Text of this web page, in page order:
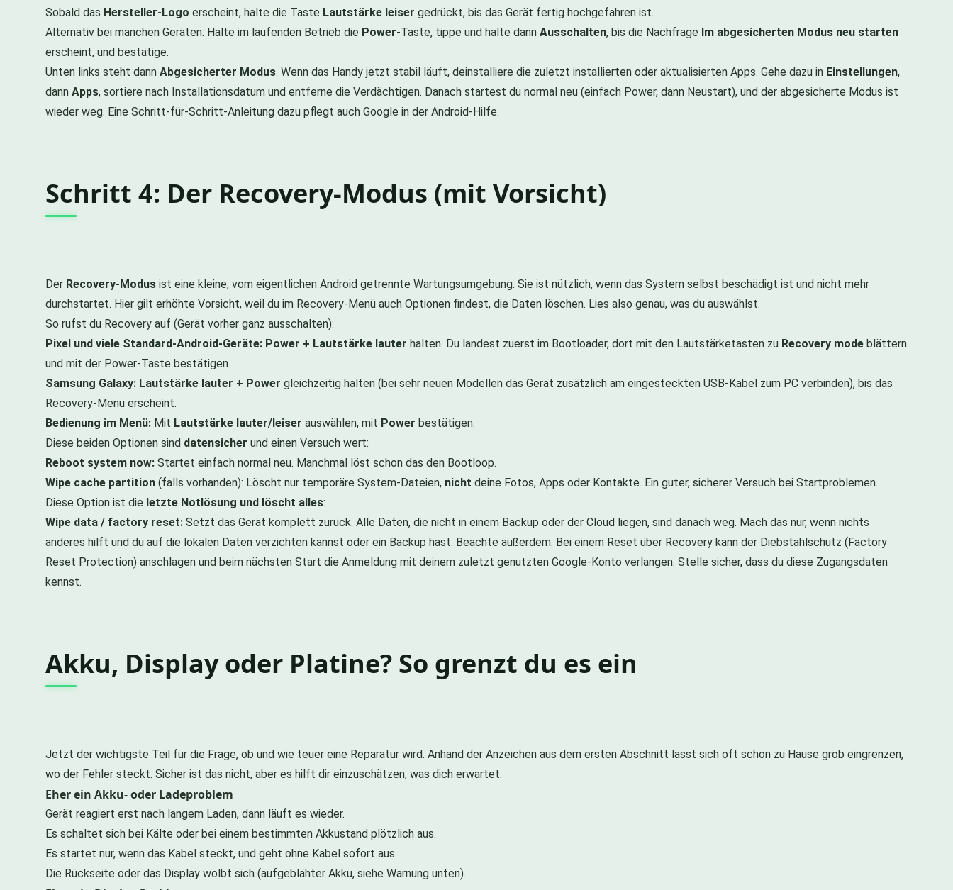
Sobald das Hersteller-Logo erscheint, halte die Taste Lautstärke leiser gedrückt, bis das Gerät fertig hochgefahren ist.
Alternativ bei manchen Geräten: Halte im laufenden Betrieb die Power-Taste, tippe und halte dann Ausschalten, bis die Nachfrage Im abgesicherten Modus neu starten
erscheint, und bestätige.
Unten links steht dann Abgesicherter Modus. Wenn das Handy jetzt stabil läuft, deinstalliere die zuletzt installierten oder aktualisierten Apps. Gehe dazu in Einstellungen,
dann Apps, sortiere nach Installationsdatum und entferne die Verdächtigen. Danach startest du normal neu (einfach Power, dann Neustart), und der abgesicherte Modus ist
wieder weg. Eine Schritt-für-Schritt-Anleitung dazu pflegt auch Google in der Android-Hilfe.
Schritt 4: Der Recovery-Modus (mit Vorsicht)
Der Recovery-Modus ist eine kleine, vom eigentlichen Android getrennte Wartungsumgebung. Sie ist nützlich, wenn das System selbst beschädigt ist und nicht mehr
durchstartet. Hier gilt erhöhte Vorsicht, weil du im Recovery-Menü auch Optionen findest, die Daten löschen. Lies also genau, was du auswählst.
So rufst du Recovery auf (Gerät vorher ganz ausschalten):
Pixel und viele Standard-Android-Geräte: Power + Lautstärke lauter halten. Du landest zuerst im Bootloader, dort mit den Lautstärketasten zu Recovery mode blättern
und mit der Power-Taste bestätigen.
Samsung Galaxy: Lautstärke lauter + Power gleichzeitig halten (bei sehr neuen Modellen das Gerät zusätzlich am eingesteckten USB-Kabel zum PC verbinden), bis das
Recovery-Menü erscheint.
Bedienung im Menü: Mit Lautstärke lauter/leiser auswählen, mit Power bestätigen.
Diese beiden Optionen sind datensicher und einen Versuch wert:
Reboot system now: Startet einfach normal neu. Manchmal löst schon das den Bootloop.
Wipe cache partition (falls vorhanden): Löscht nur temporäre System-Dateien, nicht deine Fotos, Apps oder Kontakte. Ein guter, sicherer Versuch bei Startproblemen.
Diese Option ist die letzte Notlösung und löscht alles:
Wipe data / factory reset: Setzt das Gerät komplett zurück. Alle Daten, die nicht in einem Backup oder der Cloud liegen, sind danach weg. Mach das nur, wenn nichts
anderes hilft und du auf die lokalen Daten verzichten kannst oder ein Backup hast. Beachte außerdem: Bei einem Reset über Recovery kann der Diebstahlschutz (Factory
Reset Protection) anschlagen und beim nächsten Start die Anmeldung mit deinem zuletzt genutzten Google-Konto verlangen. Stelle sicher, dass du diese Zugangsdaten
kennst.
Akku, Display oder Platine? So grenzt du es ein
Jetzt der wichtigste Teil für die Frage, ob und wie teuer eine Reparatur wird. Anhand der Anzeichen aus dem ersten Abschnitt lässt sich oft schon zu Hause grob eingrenzen,
wo der Fehler steckt. Sicher ist das nicht, aber es hilft dir einzuschätzen, was dich erwartet.
Eher ein Akku- oder Ladeproblem
Gerät reagiert erst nach langem Laden, dann läuft es wieder.
Es schaltet sich bei Kälte oder bei einem bestimmten Akkustand plötzlich aus.
Es startet nur, wenn das Kabel steckt, und geht ohne Kabel sofort aus.
Die Rückseite oder das Display wölbt sich (aufgeblähter Akku, siehe Warnung unten).